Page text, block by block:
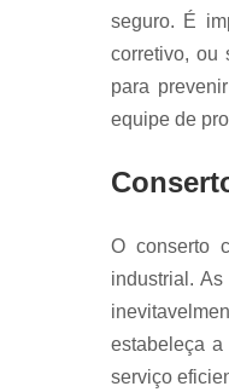
seguro. É
corretivo, ou
para
equipe de
O conserto
industrial.
estabeleça
serviço